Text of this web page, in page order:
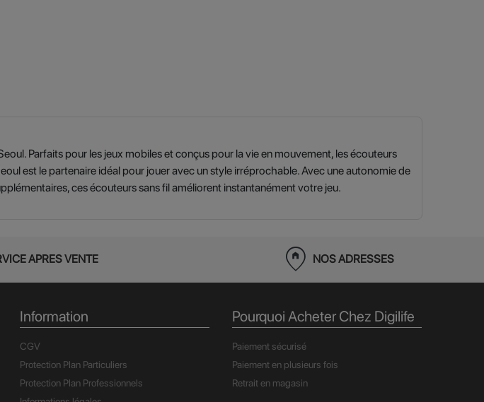
Parfaits pour les jeux mobiles et conçus pour la vie en mouvement, les écouteurs
est le partenaire idéal pour jouer avec un style irréprochable. Avec une autonomie de
ces écouteurs sans fil améliorent instantanément votre jeu.
APRES VENTE home_pin NOS ADRESSES
Information
CGV
Protection Plan Particuliers
Protection Plan Professionnels
Pourquoi Acheter Chez Digilife
Paiement sécurisé
Paiement en plusieurs fois
Retrait en magasin